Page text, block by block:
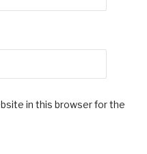
in this browser for the